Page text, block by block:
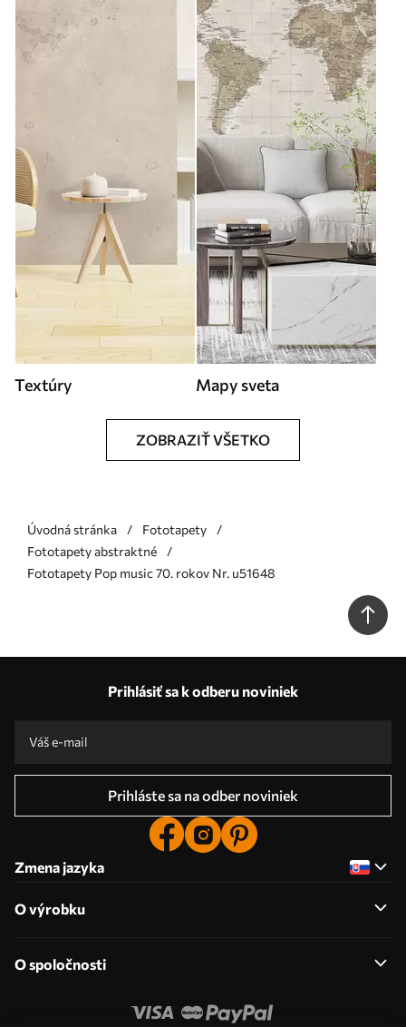
Textúry Mapy sveta
ZOBRAZIŤ VŠETKO
Úvodná stránka
Fototapety
Fototapety abstraktné
Fototapety Pop music 70. rokov Nr. u51648
Prihlásiť sa k odberu noviniek
Prihláste sa na odber noviniek
Zmena jazyka
O výrobku
O spoločnosti